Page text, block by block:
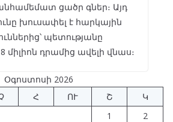
ցածր գներ։ Այդ
խուսափել է հարկային
պետությանը
դրամից ավելի վնաս։
Օգոստոսի 2026
Հ ՈՒ Շ
Կ
1
2